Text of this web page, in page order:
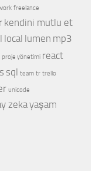
freelance
kendini mutlu et
local lumen mp3
proje yönetimi react
sql team tr trello
unicode
zekayaşam